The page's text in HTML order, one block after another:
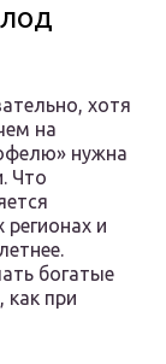
хотя
на
нужна
Что
и
богатые
при